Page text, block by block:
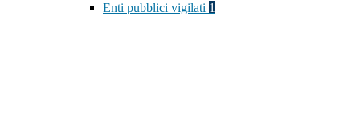
Enti pubblici vigilati 1